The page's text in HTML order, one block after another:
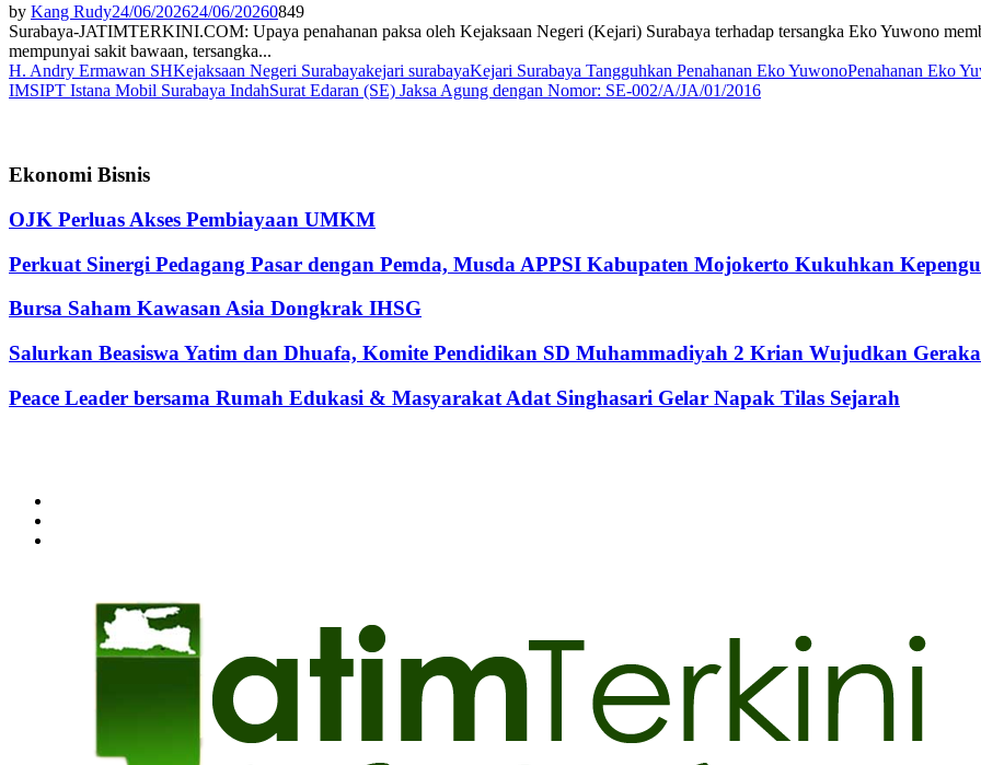
by Kang Rudy24/06/202624/06/20260849
Surabaya-JATIMTERKINI.COM: Upaya penahanan paksa oleh Kejaksaan Negeri (Kejari) Surabaya terhadap tersangka Eko Yuwono
mempunyai sakit bawaan, tersangka...
H. Andry Ermawan SHKejaksaan Negeri Surabayakejari surabayaKejari Surabaya Tangguhkan Penahanan Eko YuwonoPenahanan Eko
IMSIPT Istana Mobil Surabaya IndahSurat Edaran (SE) Jaksa Agung dengan Nomor: SE-002/A/JA/01/2016
Ekonomi Bisnis
OJK Perluas Akses Pembiayaan UMKM
Perkuat Sinergi Pedagang Pasar dengan Pemda, Musda APPSI Kabupaten Mojokerto Kukuhkan
Bursa Saham Kawasan Asia Dongkrak IHSG
Salurkan Beasiswa Yatim dan Dhuafa, Komite Pendidikan SD Muhammadiyah 2 Krian Wujudkan
Peace Leader bersama Rumah Edukasi & Masyarakat Adat Singhasari Gelar Napak Tilas Sejarah